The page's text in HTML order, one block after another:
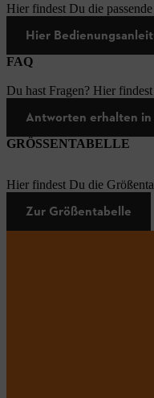
Hier findest Du die
Hier
FAQ
Du hast Fragen? Hier
Antworten erhalten in
GRÖSSENTABELLE
Hier findest Du die
Zur Größentabelle